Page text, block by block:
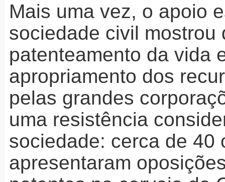
Mais uma vez, o apoio
sociedade civil mostrou
patenteamento da vida
apropriamento dos
pelas grandes
uma resistência
sociedade: cerca de 40
apresentaram